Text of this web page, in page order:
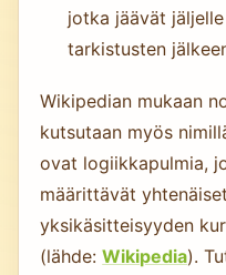
jotka jäävät
tarkistusten
Wikipedian mukaan
kutsutaan myös
ovat logiikkapulmia,
määrittävät
yksikäsitteisyyden
(lähde:Wikipedia).